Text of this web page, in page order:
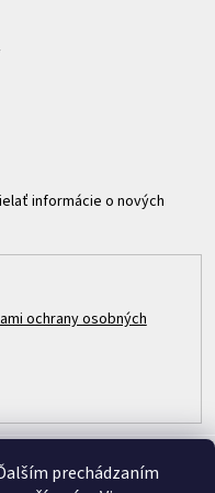
prechádzaním
informácie o nových
ochrany osobných